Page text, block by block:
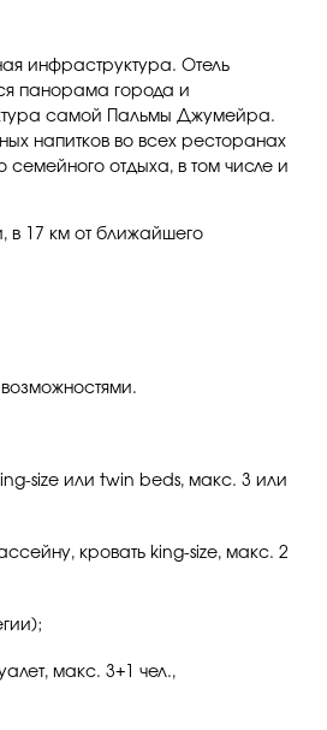
инфраструктура. Отель
панорама города и
самой Пальмы Джумейра.
напитков во всех ресторанах
отдыха, в том числе и
в 17 км от ближайшего
size или twin beds, макс. 3 или
кровать king-size, макс. 2
макс. 3+1 чел.,